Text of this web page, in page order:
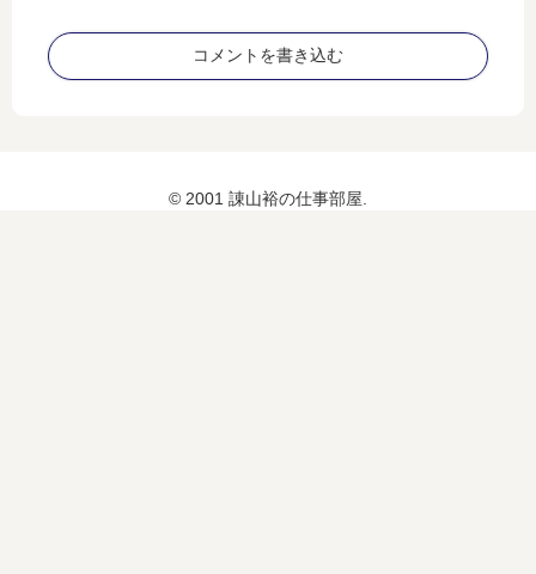
コメントを書き込む
© 2001 諌山裕の仕事部屋.